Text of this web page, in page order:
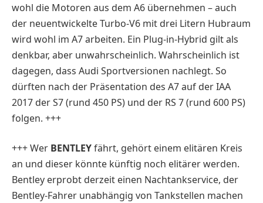
wohl die Motoren aus dem A6 übernehmen – auch
der neuentwickelte Turbo-V6 mit drei Litern Hubraum
wird wohl im A7 arbeiten. Ein Plug-in-Hybrid gilt als
denkbar, aber unwahrscheinlich. Wahrscheinlich ist
dagegen, dass Audi Sportversionen nachlegt. So
dürften nach der Präsentation des A7 auf der IAA
2017 der S7 (rund 450 PS) und der RS 7 (rund 600 PS)
folgen. +++
+++ Wer BENTLEYfährt, gehört einem elitären Kreis
an und dieser könnte künftig noch elitärer werden.
Bentley erprobt derzeit einen Nachtankservice, der
Bentley-Fahrer unabhängig von Tankstellen machen